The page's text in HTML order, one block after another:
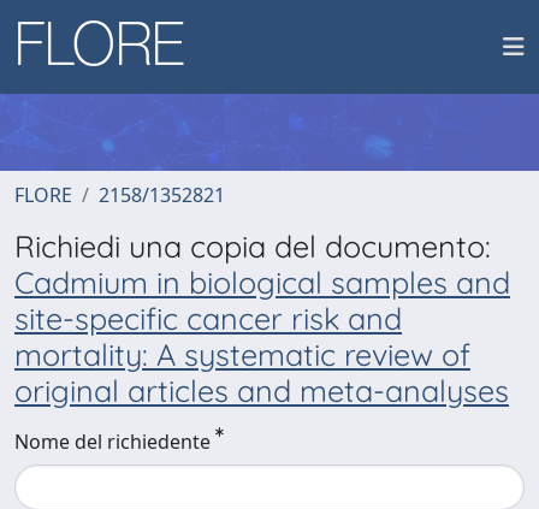
FLORE 2158/1352821
Richiedi una copia del documento:
Cadmium in biological samples and
site-specific cancer risk and
mortality: A systematic review of
original articles and meta-analyses
Nome del richiedente